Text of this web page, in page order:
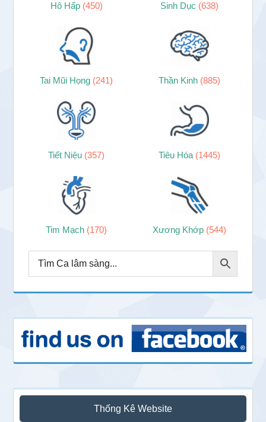
Hô Hấp (450) Sinh Dục (638)
Tai Mũi Họng (241) Thần Kinh (885)
Tiết Niệu (357) Tiêu Hóa (1445)
Tim Mạch (170) Xương Khớp (544)
Thống Kê Website